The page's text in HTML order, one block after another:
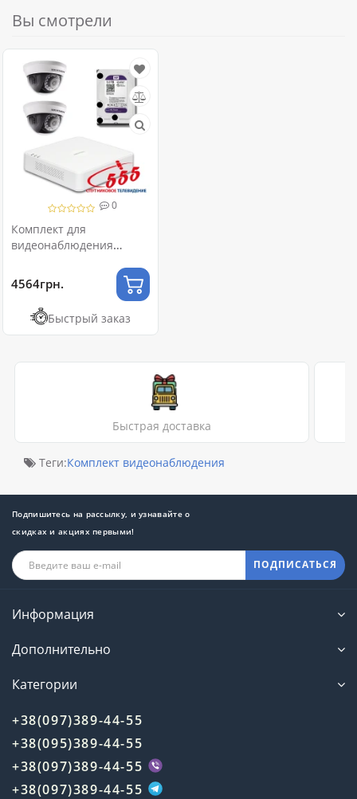
Вы смотрели
0
Комплект для
видеонаблюдения
4564грн.
Быстрый заказ
Быстрая доставка
Теги:Комплект видеонаблюдения
Подпишитесь на рассылку, и узнавайте о
скидках и акциях первыми!
ПОДПИСАТЬСЯ
Информация
Дополнительно
Категории
+38(097)389-44-55
+38(095)389-44-55
+38(097)389-44-55
+38(097)389-44-55